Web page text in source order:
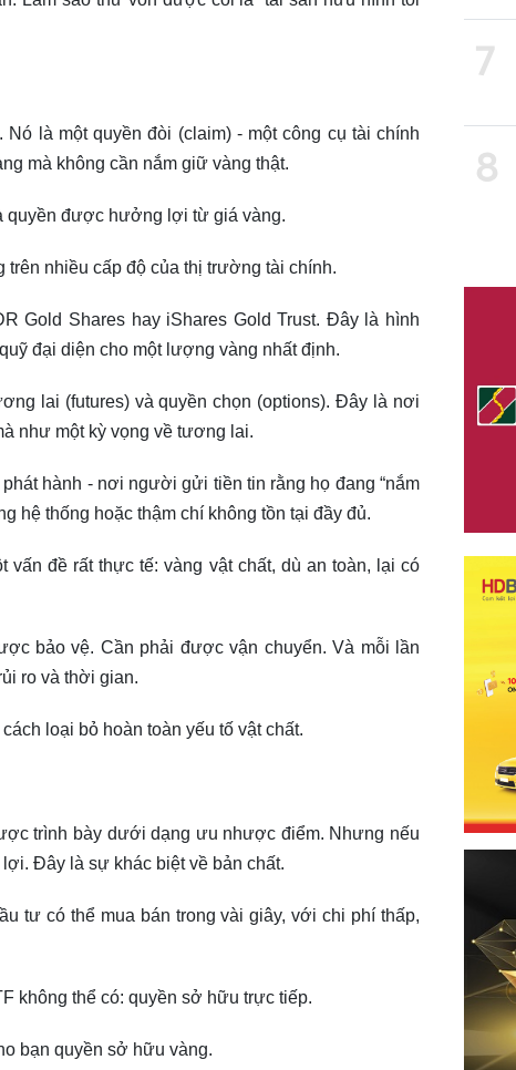
là một quyền đòi (claim) - một công cụ tài chính
mà không cần nắm giữ vàng thật.
quyền được hưởng lợi từ giá vàng.
nhiều cấp độ của thị trường tài chính.
Gold Shares hay iShares Gold Trust. Đây là hình
đại diện cho một lượng vàng nhất định.
lai (futures) và quyền chọn (options). Đây là nơi
như một kỳ vọng về tương lai.
hành - nơi người gửi tiền tin rằng họ đang “nắm
hệ thống hoặc thậm chí không tồn tại đầy đủ.
đề rất thực tế: vàng vật chất, dù an toàn, lại có
bảo vệ. Cần phải được vận chuyển. Và mỗi lần
ro và thời gian.
loại bỏ hoàn toàn yếu tố vật chất.
trình bày dưới dạng ưu nhược điểm. Nhưng nếu
Đây là sự khác biệt về bản chất.
tư có thể mua bán trong vài giây, với chi phí thấp,
không thể có: quyền sở hữu trực tiếp.
bạn quyền sở hữu vàng.
7
8